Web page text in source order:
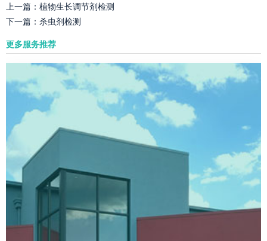
上一篇： 植物生长调节剂检测
下一篇： 杀虫剂检测
更多服务推荐